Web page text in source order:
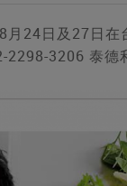
24日及27日
3206 泰德